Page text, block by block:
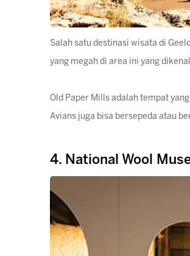
Salah satu destinasi wisata di
yang megah di area ini yang
Old Paper Mills adalah tempat
Avians juga bisa bersepeda atau
4. National Wool